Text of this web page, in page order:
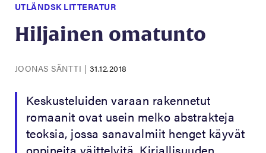
UTLÄNDSK LITTERATUR
Hiljainen omatunto
JOONAS SÄNTTI | 31.12.2018
Keskusteluiden varaan rakennetut
romaanit ovat usein melko abstrakteja
teoksia, jossa sanavalmiit henget käyvät